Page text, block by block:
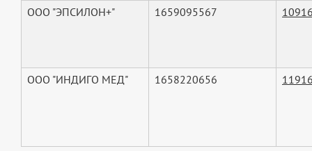
ООО "ЭПСИЛОН+" 1659095567
ООО "ИНДИГО МЕД" 1658220656